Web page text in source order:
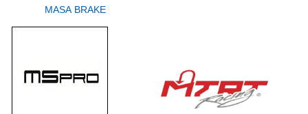
MASA BRAKE